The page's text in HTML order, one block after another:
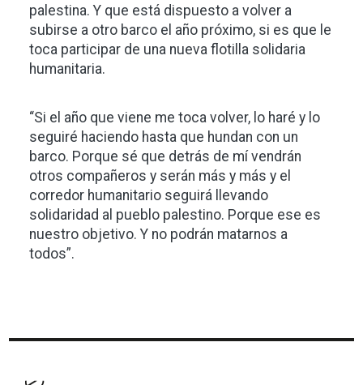
palestina. Y que está dispuesto a volver a
subirse a otro barco el año próximo, si es que le
toca participar de una nueva flotilla solidaria
humanitaria.
“Si el año que viene me toca volver, lo haré y lo
seguiré haciendo hasta que hundan con un
barco. Porque sé que detrás de mí vendrán
otros compañeros y serán más y más y el
corredor humanitario seguirá llevando
solidaridad al pueblo palestino. Porque ese es
nuestro objetivo. Y no podrán matarnos a
todos”.